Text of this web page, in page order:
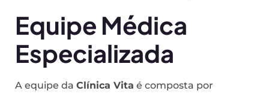
Equipe Médica
Especializada
A equipe da Clínica Vita é composta por